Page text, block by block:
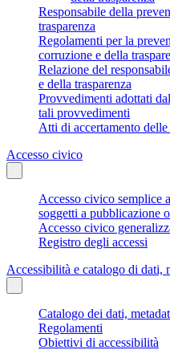
Responsabile della
trasparenza
Regolamenti per la
corruzione e della
Relazione del
e della trasparenza
Provvedimenti adottati
tali provvedimenti
Atti di accertamento
Accesso civico
Accesso civico semplice
soggetti a pubblicazione
Accesso civico
Registro degli accessi
Accessibilità e catalogo di dati,
Catalogo dei dati,
Regolamenti
Obiettivi di accessibilità